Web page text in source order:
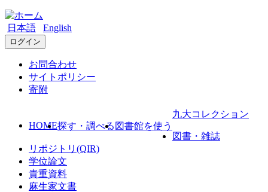
日本語 English
ログイン
お問合わせ
サイトポリシー
寄附
HOME探す・調べる 図書館を使う
九大コレクション
図書・雑誌
リポジトリ(QIR)
学位論文
貴重資料
麻生家文書